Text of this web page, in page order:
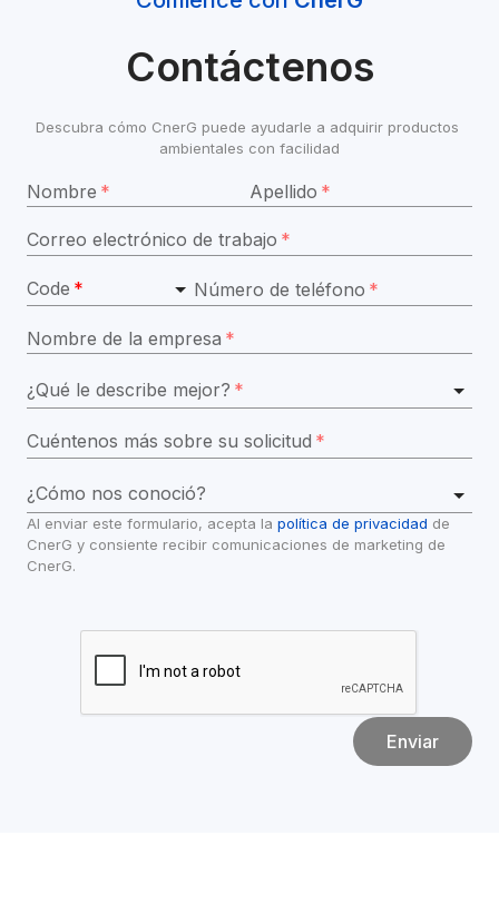
Contáctenos
Descubra cómo CnerG puede ayudarle a adquirir productos
ambientales con facilidad
Nombre * Apellido *
Correo electrónico de trabajo *
Code * Número de teléfono *
Nombre de la empresa *
¿Qué le describe mejor? *
Cuéntenos más sobre su solicitud *
¿Cómo nos conoció?
Al enviar este formulario, acepta la política de privacidad de
CnerG y consiente recibir comunicaciones de marketing de
CnerG.
Enviar